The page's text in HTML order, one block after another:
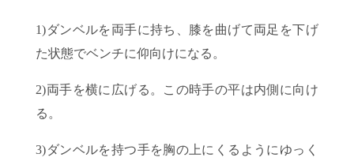
1)ダンベルを両手に持ち、膝を曲げて両足を下げ
た状態でベンチに仰向けになる。
2)両手を横に広げる。この時手の平は内側に向け
る。
3)ダンベルを持つ手を胸の上にくるようにゆっく